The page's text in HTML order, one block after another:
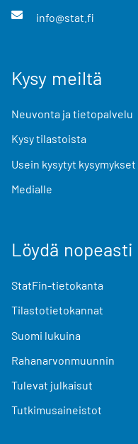
info@stat.fi
Kysy meiltä
Neuvonta ja tietopalvelu
Kysy tilastoista
Usein kysytyt kysymykset
Medialle
Löydä nopeasti
StatFin-tietokanta
Tilastotietokannat
Suomi lukuina
Rahanarvonmuunnin
Tulevat julkaisut
Tutkimusaineistot